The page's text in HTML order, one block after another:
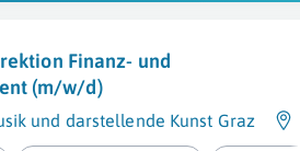
Finanz- und
(m/w/d)
und darstellende Kunst Graz